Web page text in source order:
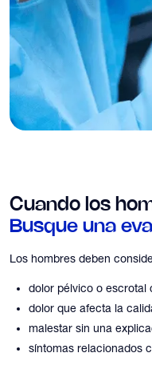
Cuando los
Busque una
Los hombres deben
dolor pélvico o escrotal
dolor que afecta la
malestar sin una
síntomas relacionados